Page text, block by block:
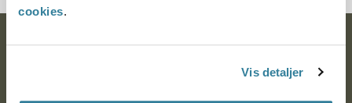
cookies.
Vis detaljer
Ankestyrelsen